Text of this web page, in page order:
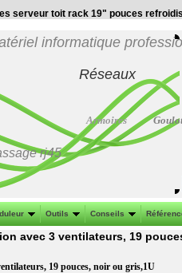
serveur toit rack 19" pouces
informatique
Réseaux
Armoires
rj45
Outils Conseils
avec 3 ventilateurs, 19
19 pouces, noir ou gris,1U